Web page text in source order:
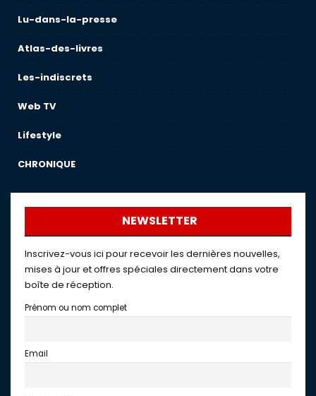
Lu-dans-la-presse
Atlas-des-livres
Les-indiscrets
Web TV
Lifestyle
CHRONIQUE
NEWSLETTER
Inscrivez-vous ici pour recevoir les dernières nouvelles,
mises à jour et offres spéciales directement dans votre
boîte de réception.
Prénom ou nom complet
Email